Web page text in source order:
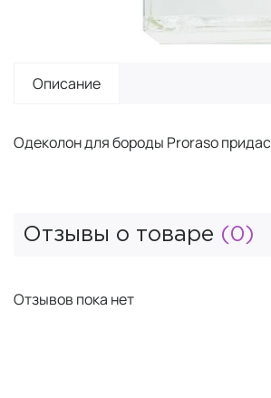
Описание
Одеколон для бороды Proraso
Отзывы о товаре (0)
Отзывов пока нет